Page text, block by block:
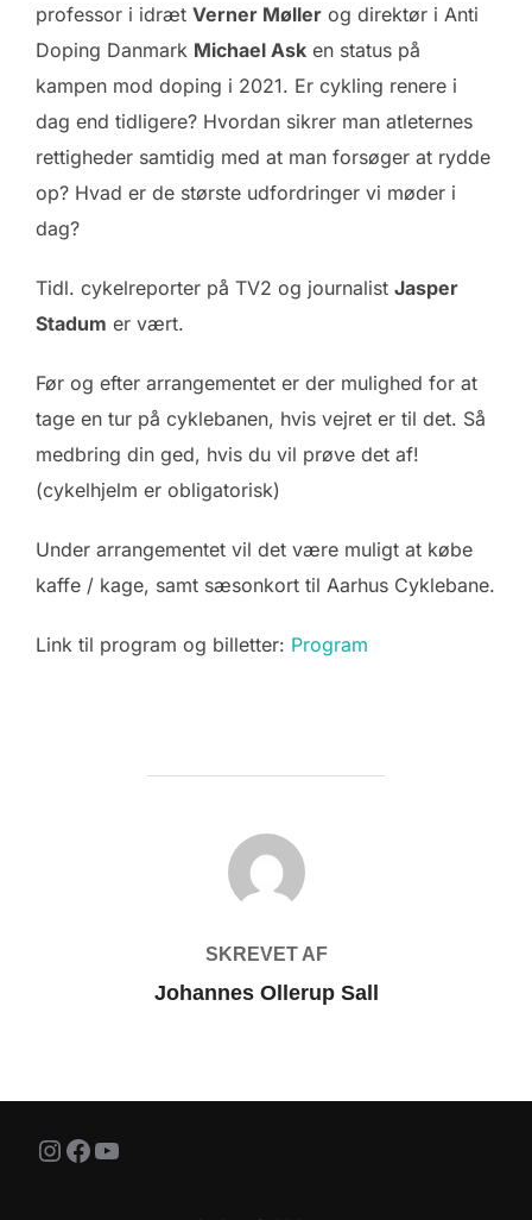
professor i idræt Verner Møller og direktør i Anti
Doping Danmark Michael Ask en status på
kampen mod doping i 2021. Er cykling renere i
dag end tidligere? Hvordan sikrer man atleternes
rettigheder samtidig med at man forsøger at rydde
op? Hvad er de største udfordringer vi møder i
dag?
Tidl. cykelreporter på TV2 og journalist Jasper
Stadum er vært.
Før og efter arrangementet er der mulighed for at
tage en tur på cyklebanen, hvis vejret er til det. Så
medbring din ged, hvis du vil prøve det af!
(cykelhjelm er obligatorisk)
Under arrangementet vil det være muligt at købe
kaffe / kage, samt sæsonkort til Aarhus Cyklebane.
Link til program og billetter: Program
FORFATTER
SKREVET AF
Johannes Ollerup Sall
Instagram
Facebook
YouTube